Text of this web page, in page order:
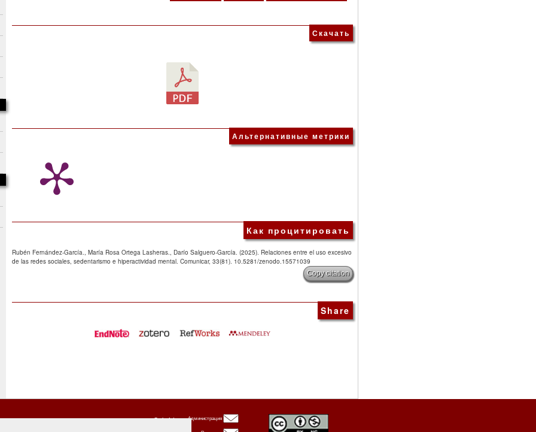
Скачать
Альтернативные метрики
Как процитировать
Rubén Fernández-García., María Rosa Ortega Lasheras., Darío Salguero-García. (2025). Relaciones entre el uso excesivo
de las redes sociales, sedentarismo e hiperactividad mental. Comunicar, 33(81). 10.5281/zenodo.15571039
Copy citation
Share
Oxbridge Администрация